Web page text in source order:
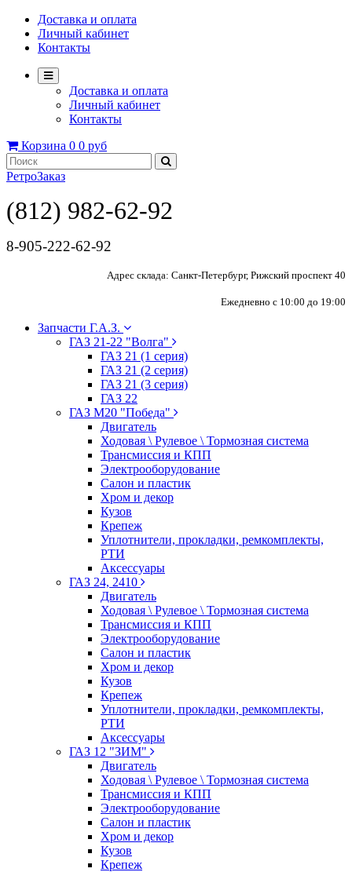
Доставка и оплата
Личный кабинет
Контакты
Доставка и оплата
Личный кабинет
Контакты
Корзина 0 0 руб
РетроЗаказ
(812) 982-62-92
8-905-222-62-92
Адрес склада: Санкт-Петербург, Рижский проспект 40
Ежедневно с 10:00 до 19:00
Запчасти Г.А.З.
ГАЗ 21-22 "Волга"
ГАЗ 21 (1 серия)
ГАЗ 21 (2 серия)
ГАЗ 21 (3 серия)
ГАЗ 22
ГАЗ М20 "Победа"
Двигатель
Ходовая \ Рулевое \ Тормозная система
Трансмиссия и КПП
Электрооборудование
Салон и пластик
Хром и декор
Кузов
Крепеж
Уплотнители, прокладки, ремкомплекты,
РТИ
Аксессуары
ГАЗ 24, 2410
Двигатель
Ходовая \ Рулевое \ Тормозная система
Трансмиссия и КПП
Электрооборудование
Салон и пластик
Хром и декор
Кузов
Крепеж
Уплотнители, прокладки, ремкомплекты,
РТИ
Аксессуары
ГАЗ 12 "ЗИМ"
Двигатель
Ходовая \ Рулевое \ Тормозная система
Трансмиссия и КПП
Электрооборудование
Салон и пластик
Хром и декор
Кузов
Крепеж